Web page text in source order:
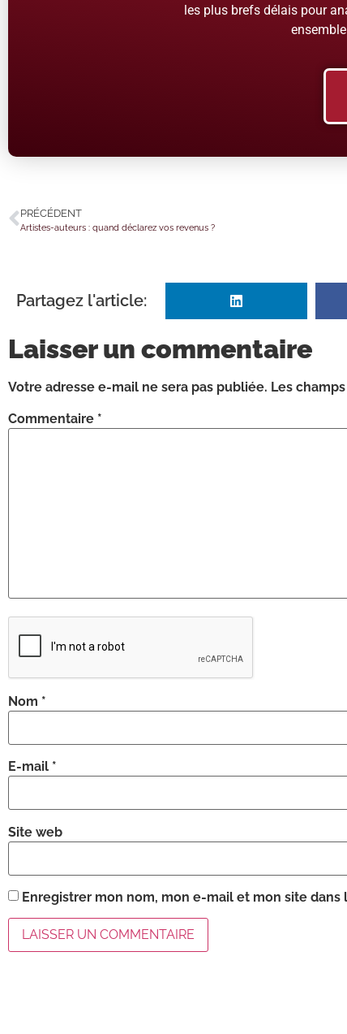
les plus brefs délais pour
PRÉCÉDENT
Artistes-auteurs : quand déclarez vos revenus ?
Partagez l'article:
Laisser un commentaire
Votre adresse e-mail ne sera pas publiée. Les
Commentaire *
Nom *
E-mail *
Site web
Enregistrer mon nom, mon e-mail et mon site